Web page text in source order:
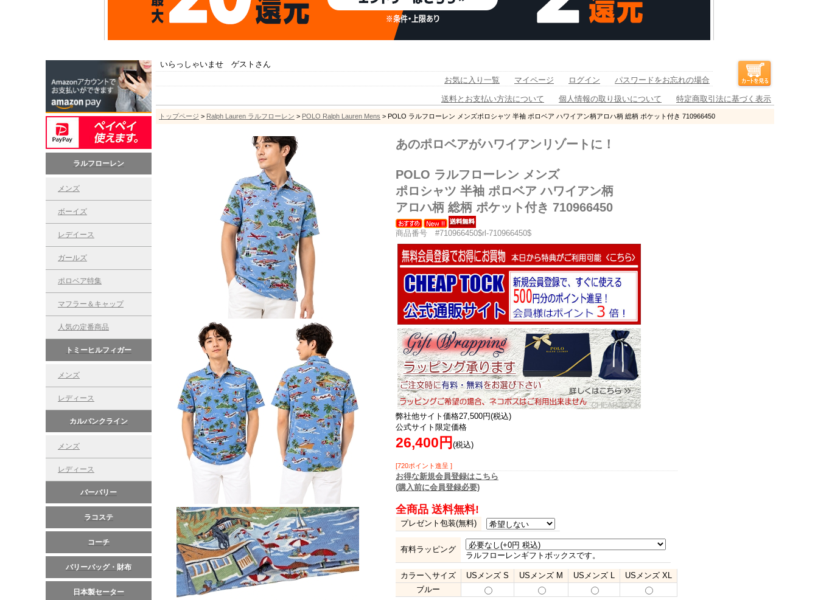
ラルフローレン
メンズ
ボーイズ
レデイース
ガールズ
ポロベア特集
マフラー＆キャップ
人気の定番商品
トミーヒルフィガー
メンズ
レディース
カルバンクライン
メンズ
レディース
バーバリー
ラコステ
コーチ
バリーバッグ・財布
日本製セーター
いらっしゃいませ ゲストさん
お気に入り一覧
マイページ ログイン パスワードをお忘れの場合
送料とお支払い方法について 個人情報の取り扱いについて 特定商取引法に基づく表示
トップページ > Ralph Lauren ラルフローレン > POLO Ralph Lauren Mens > POLO ラルフローレン メンズポロシャツ 半袖 ポロベア ハワイアン柄アロハ柄 総柄 ポケット付き 710966450
あのポロベアがハワイアンリゾートに！
POLO ラルフローレン メンズ
ポロシャツ 半袖 ポロベア ハワイアン柄
アロハ柄 総柄 ポケット付き 710966450
商品番号 #710966450$rl-710966450$
弊社他サイト価格27,500円(税込)
公式サイト限定価格
26,400円 (税込)
[720ポイント進呈 ]
お得な新規会員登録はこちら
(購入前に会員登録必要)
全商品 送料無料!
プレゼント包装(無料)
有料ラッピング
ラルフローレンギフトボックスです。
カラー＼サイズ USメンズ S USメンズ M USメンズ L
USメンズ XL
ブルー